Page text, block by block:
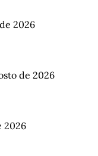
2026
de 2026
2026